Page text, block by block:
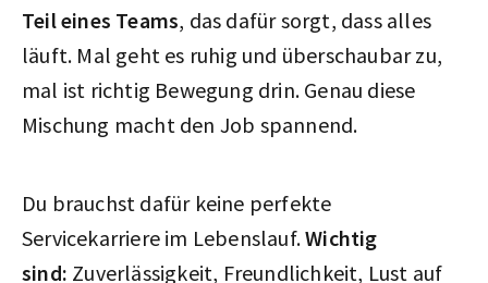
Teil eines Teams, das dafür sorgt, dass alles
läuft. Mal geht es ruhig und überschaubar zu,
mal ist richtig Bewegung drin. Genau diese
Mischung macht den Job spannend.
Du brauchst dafür keine perfekte
Servicekarriere im Lebenslauf.Wichtig
sind: Zuverlässigkeit, Freundlichkeit, Lust auf